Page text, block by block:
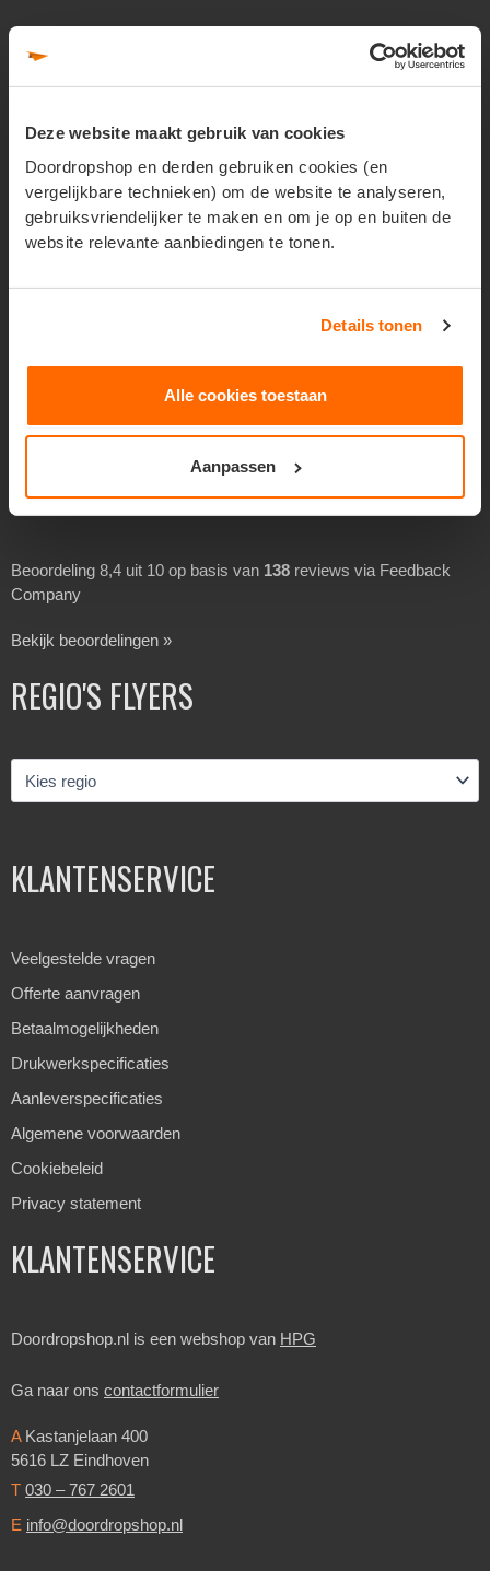
Deze website maakt gebruik van cookies
Doordropshop en derden gebruiken cookies (en
vergelijkbare technieken) om de website te analyseren,
gebruiksvriendelijker te maken en om je op en buiten de
website relevante aanbiedingen te tonen.
Details tonen
Alle cookies toestaan
Aanpassen
Folders verspreiden
Flyers verspreiden
Reclame verspreiden
Huis aan huis verspreiden
Geadresseerd verspreiden
Drukwerk verspreiden
Flyers laten bezorgen
Overheidsverspreiding
BEOORDELINGEN
Beoordeling 8,4 uit 10 op basis van 138 reviews via Feedback
Company
Bekijk beoordelingen »
REGIO'S FLYERS
KLANTENSERVICE
Veelgestelde vragen
Offerte aanvragen
Betaalmogelijkheden
Drukwerkspecificaties
Aanleverspecificaties
Algemene voorwaarden
Cookiebeleid
Privacy statement
KLANTENSERVICE
Doordropshop.nl is een webshop van HPG
Ga naar ons contactformulier
AKastanjelaan 400
5616 LZ Eindhoven
T 030 – 767 2601
E info@doordropshop.nl